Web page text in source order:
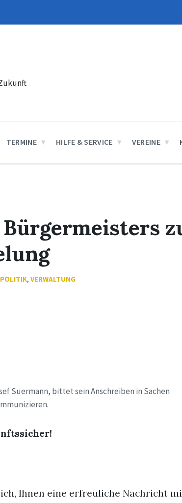
TERMINE HILFE & SERVICE VEREINE
POLITIK, VERWALTUNG
Suermann, bittet sein Anschreiben in Sachen
Ihnen eine erfreuliche Nachricht